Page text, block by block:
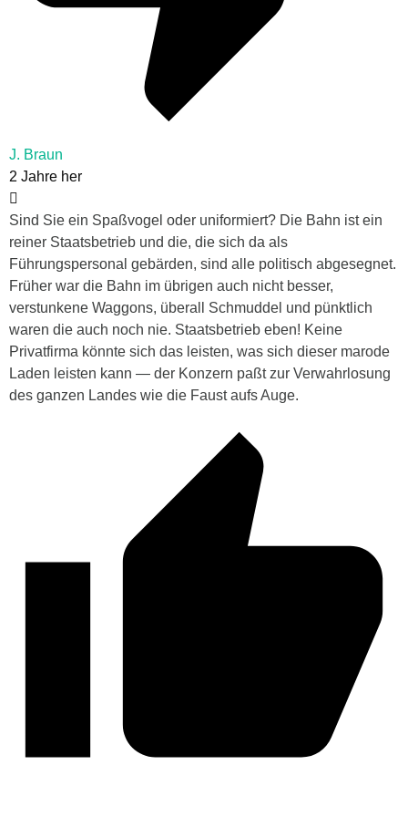
J. Braun
2 Jahre her
Sind Sie ein Spaßvogel oder uniformiert? Die Bahn ist ein
reiner Staatsbetrieb und die, die sich da als
Führungspersonal gebärden, sind alle politisch abgesegnet.
Früher war die Bahn im übrigen auch nicht besser,
verstunkene Waggons, überall Schmuddel und pünktlich
waren die auch noch nie. Staatsbetrieb eben! Keine
Privatfirma könnte sich das leisten, was sich dieser marode
Laden leisten kann — der Konzern paßt zur Verwahrlosung
des ganzen Landes wie die Faust aufs Auge.